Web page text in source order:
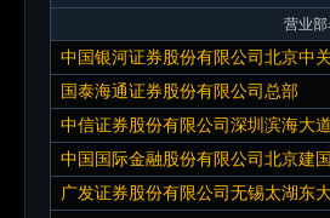
营业
中国银河证券股份有限公司北京中
国泰海通证券股份有限公司总部
中信证券股份有限公司深圳滨海大
中国国际金融股份有限公司北京建
广发证券股份有限公司无锡太湖东